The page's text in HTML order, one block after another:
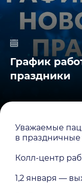
График
праздники
Уважаемые
в праздничные
Колл-центр
1,2 января —